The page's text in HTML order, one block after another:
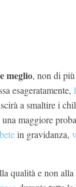
meglio, non di
esageratamente,
a smaltire i
maggiore
in gravidanza,
qualità e non alla